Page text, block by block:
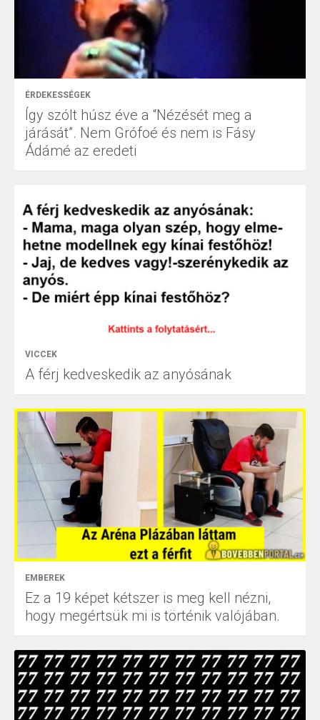
ÉRDEKESSÉGEK
Így szólt húsz éve a “Nézését meg a
járását”. Nem Grófoé és nem is Fásy
Ádámé az eredeti
VICCEK
A férj kedveskedik az anyósának
EMBEREK
Ez a 19 képet kétszer is meg kell nézni,
hogy megértsük mi is történik valójában.